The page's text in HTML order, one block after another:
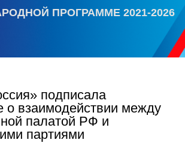
ПРОГРАММЕ 2021-2026
подписала
о взаимодействии между
палатой РФ и
партиями